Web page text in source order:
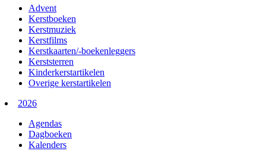
Advent
Kerstboeken
Kerstmuziek
Kerstfilms
Kerstkaarten/-boekenleggers
Kerststerren
Kinderkerstartikelen
Overige kerstartikelen
2026
Agendas
Dagboeken
Kalenders